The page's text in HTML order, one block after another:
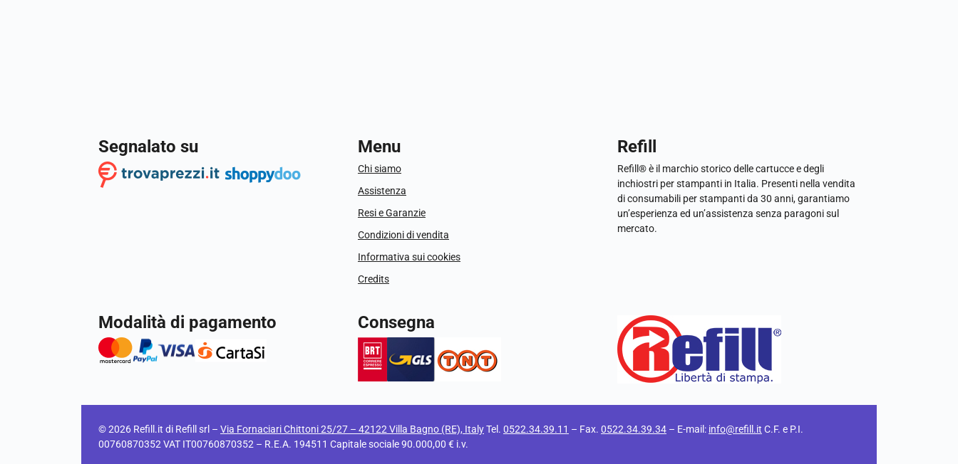
Segnalato su Menu
Chi siamo
Assistenza
Resi e Garanzie
Condizioni di vendita
Informativa sui cookies
Credits
Refill
Refill® è il marchio storico delle cartucce e degli
inchiostri per stampanti in Italia. Presenti nella vendita
di consumabili per stampanti da 30 anni, garantiamo
un’esperienza ed un’assistenza senza paragoni sul
mercato.
Modalità di pagamento Consegna
© 2026 Refill.it di Refill srl – Via Fornaciari Chittoni 25/27 – 42122 Villa Bagno (RE), ItalyTel. 0522.34.39.11 – Fax. 0522.34.39.34 – E-mail: info@refill.it C.F. e P.I.
00760870352 VAT IT00760870352 – R.E.A. 194511 Capitale sociale 90.000,00 € i.v.